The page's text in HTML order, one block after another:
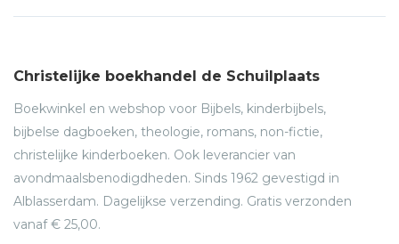
Christelijke boekhandel de Schuilplaats
Boekwinkel en webshop voor Bijbels, kinderbijbels,
bijbelse dagboeken, theologie, romans, non-fictie,
christelijke kinderboeken. Ook leverancier van
avondmaalsbenodigdheden. Sinds 1962 gevestigd in
Alblasserdam. Dagelijkse verzending. Gratis verzonden
vanaf € 25,00.